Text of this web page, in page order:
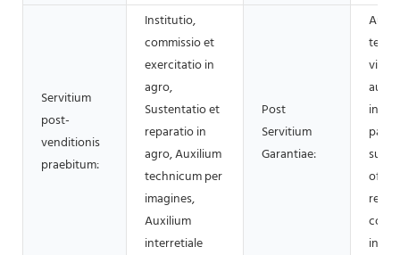
Servitium
post-
venditionis
praebitum:
Institutio,
commissio et
exercitatio in
agro,
Sustentatio et
reparatio in
agro, Auxilium
technicum per
imagines,
Auxilium
interretiale
Post
Servitium
Garantiae:
video,
officia
in